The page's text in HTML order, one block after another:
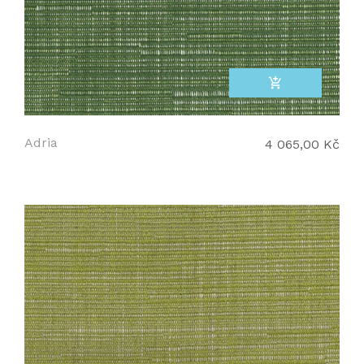
add_shopping_cart
Adria 4 065,00 Kč